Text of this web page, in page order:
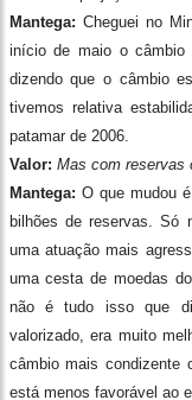
Mantega: Cheguei no
início de maio o câmbio
dizendo que o câmbio
tivemos relativa
patamar de 2006.
Valor: Mas com reservas
Mantega: O que mudou
bilhões de reservas. Só
uma atuação mais
uma cesta de moedas
não é tudo isso que
valorizado, era muito
câmbio mais condizente
está menos favorável ao